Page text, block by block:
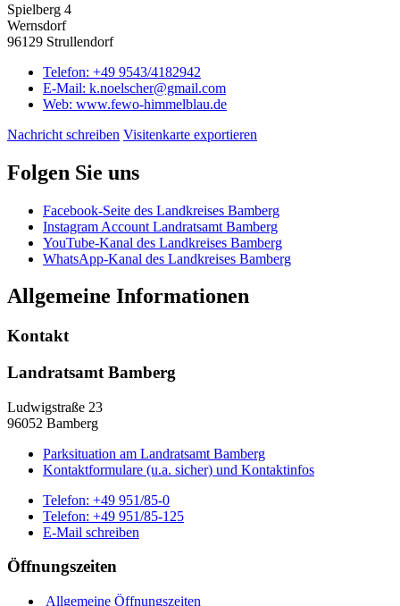
Spielberg 4
Wernsdorf
96129 Strullendorf
Telefon: +49 9543/4182942
E-Mail: k.noelscher@gmail.com
Web: www.fewo-himmelblau.de
Nachricht schreiben Visitenkarte exportieren
Folgen Sie uns
Facebook-Seite des Landkreises Bamberg
Instagram Account Landratsamt Bamberg
YouTube-Kanal des Landkreises Bamberg
WhatsApp-Kanal des Landkreises Bamberg
Allgemeine Informationen
Kontakt
Landratsamt Bamberg
Ludwigstraße 23
96052 Bamberg
Parksituation am Landratsamt Bamberg
Kontaktformulare (u.a. sicher) und Kontaktinfos
Telefon: +49 951/85-0
Telefon: +49 951/85-125
E-Mail schreiben
Öffnungszeiten
Allgemeine Öffnungszeiten